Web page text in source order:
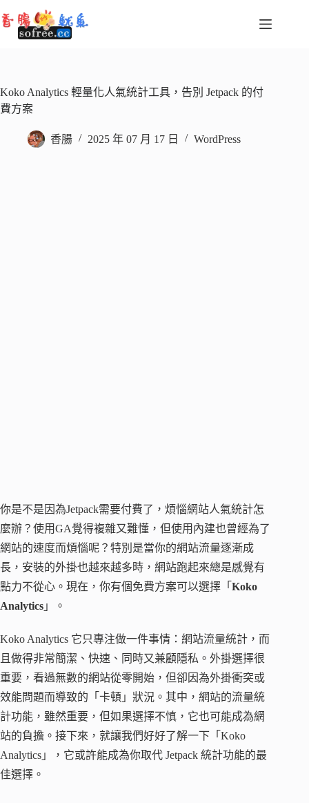
至
容
Koko Analytics 輕量化人氣統計工具，告別 Jetpack 的付
費方案
香腸 2025 年 07 月 17 日 WordPress
你是不是因為Jetpack需要付費了，煩惱網站人氣統計怎
麼辦？使用GA覺得複雜又難懂，但使用內建也曾經為了
網站的速度而煩惱呢？特別是當你的網站流量逐漸成
長，安裝的外掛也越來越多時，網站跑起來總是感覺有
點力不從心。現在，你有個免費方案可以選擇「 Koko
Analytics 」。
Koko Analytics 它只專注做一件事情：網站流量統計，而
且做得非常簡潔、快速、同時又兼顧隱私。外掛選擇很
重要，看過無數的網站從零開始，但卻因為外掛衝突或
效能問題而導致的「卡頓」狀況。其中，網站的流量統
計功能，雖然重要，但如果選擇不慎，它也可能成為網
站的負擔。接下來，就讓我們好好了解一下「Koko
Analytics」，它或許能成為你取代 Jetpack 統計功能的最
佳選擇。